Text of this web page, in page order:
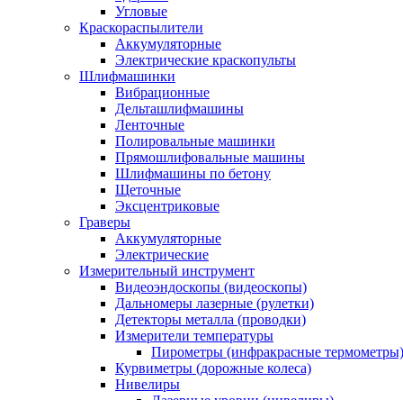
Угловые
Краскораспылители
Аккумуляторные
Электрические краскопульты
Шлифмашинки
Вибрационные
Дельташлифмашины
Ленточные
Полировальные машинки
Прямошлифовальные машины
Шлифмашины по бетону
Щеточные
Эксцентриковые
Граверы
Аккумуляторные
Электрические
Измерительный инструмент
Видеоэндоскопы (видеоскопы)
Дальномеры лазерные (рулетки)
Детекторы металла (проводки)
Измерители температуры
Пирометры (инфракрасные термометры)
Курвиметры (дорожные колеса)
Нивелиры